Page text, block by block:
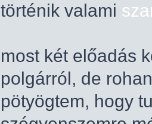
történik valami
most két előadás
polgárról, de
pötyögtem, hogy